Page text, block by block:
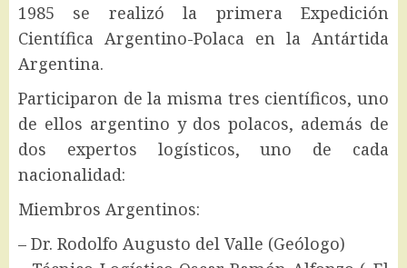
1985 se realizó la primera Expedición
Científica Argentino-Polaca en la Antártida
Argentina.
Participaron de la misma tres científicos, uno
de ellos argentino y dos polacos, además de
dos expertos logísticos, uno de cada
nacionalidad:
Miembros Argentinos:
– Dr. Rodolfo Augusto del Valle (Geólogo)